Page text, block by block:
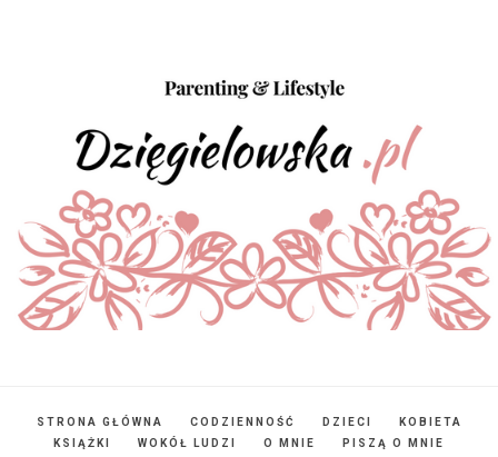
STRONA GŁÓWNA CODZIENNOŚĆ DZIECI
KOBIETA
KSIĄŻKI
WOKÓŁ LUDZI O MNIE
PISZĄ O MNIE